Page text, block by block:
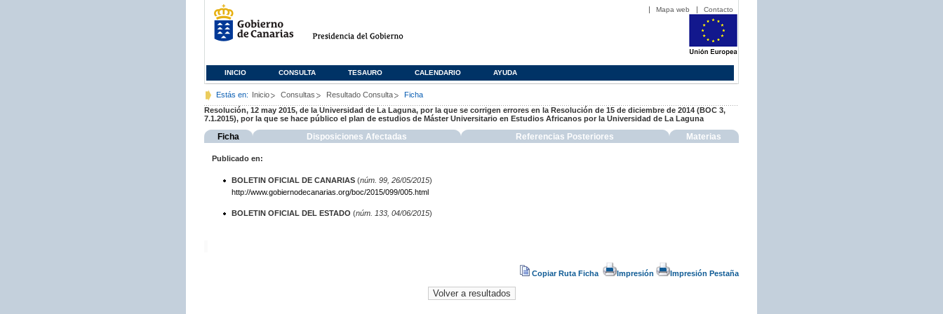
Mapa web Contacto
INICIO CONSULTA TESAURO CALENDARIO AYUDA
Estás en: Inicio Consultas Resultado Consulta
Ficha
Resolución, 12 may 2015, de la Universidad de La Laguna, por la que se corrigen errores en la Resolución de 15 de diciembre de 2014 (BOC 3,
7.1.2015), por la que se hace público el plan de estudios de Máster Universitario en Estudios Africanos por la Universidad de La Laguna
Ficha Disposiciones Afectadas Referencias Posteriores Materias
Publicado en:
BOLETIN OFICIAL DE CANARIAS(núm. 99, 26/05/2015)
http://www.gobiernodecanarias.org/boc/2015/099/005.html
BOLETIN OFICIAL DEL ESTADO (núm. 133, 04/06/2015)
Copiar Ruta Ficha Impresión Impresión Pestaña